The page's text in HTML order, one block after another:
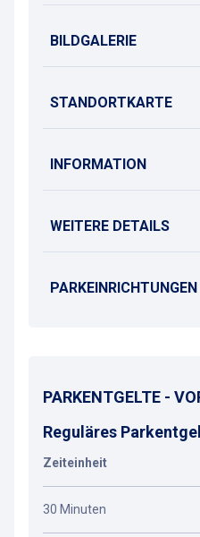
BILDGALERIE
STANDORTKARTE
INFORMATION
WEITERE DETAILS
PARKENTGELTE -
Reguläres
Zeiteinheit
30 Minuten